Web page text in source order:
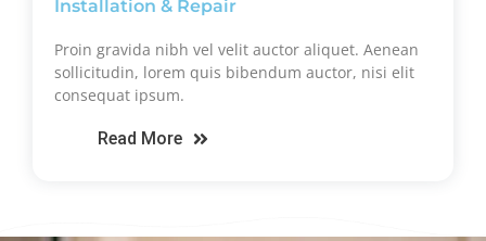
Installation & Repair
Proin gravida nibh vel velit auctor aliquet. Aenean
sollicitudin, lorem quis bibendum auctor, nisi elit
consequat ipsum.
Read More